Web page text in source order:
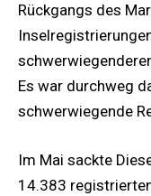
Rückgangs des
Es war durchweg
schwerwiegende
Im Mai sackte
14.383